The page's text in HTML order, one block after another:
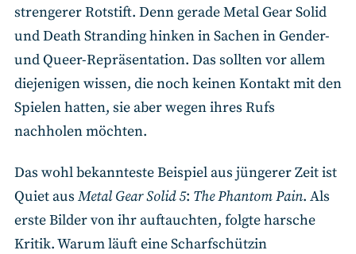
strengerer Rotstift. Denn gerade Metal Gear Solid
und Death Stranding hinken in Sachen in Gender-
und Queer-Repräsentation. Das sollten vor allem
diejenigen wissen, die noch keinen Kontakt mit den
Spielen hatten, sie aber wegen ihres Rufs
nachholen möchten.
Das wohl bekannteste Beispiel aus jüngerer Zeit ist
Quiet aus Metal Gear Solid 5: The Phantom Pain. Als
erste Bilder von ihr auftauchten, folgte harsche
Kritik. Warum läuft eine Scharfschützin